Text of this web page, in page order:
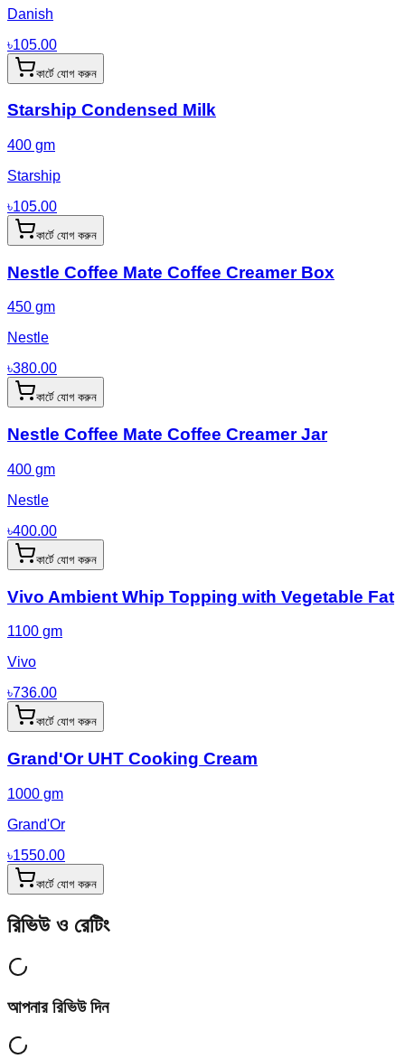
Danish
৳105.00
কার্টে যোগ করুন
Starship Condensed Milk
400 gm
Starship
৳105.00
কার্টে যোগ করুন
Nestle Coffee Mate Coffee Creamer Box
450 gm
Nestle
৳380.00
কার্টে যোগ করুন
Nestle Coffee Mate Coffee Creamer Jar
400 gm
Nestle
৳400.00
কার্টে যোগ করুন
Vivo Ambient Whip Topping with Vegetable Fat
1100 gm
Vivo
৳736.00
কার্টে যোগ করুন
Grand'Or UHT Cooking Cream
1000 gm
Grand'Or
৳1550.00
কার্টে যোগ করুন
রিভিউ ও রেটিং
আপনার রিভিউ দিন